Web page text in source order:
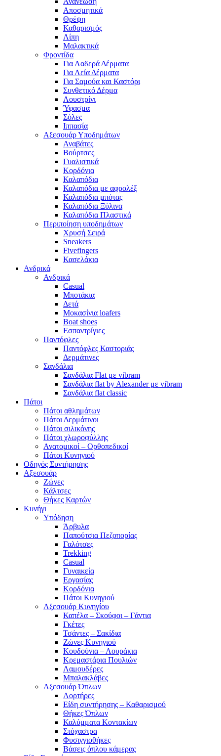
Αποσμητικά
Θρέψη
Καθαρισμός
Λίπη
Μαλακτικά
Φροντίδα
Για Λαδερά Δέρματα
Για Λεία Δέρματα
Για Σαμούα και Καστόρι
Συνθετικό Δέρμα
Λουστρίνι
Ύφασμα
Σόλες
Ιππασία
Αξεσουάρ Υποδημάτων
Αναβάτες
Βούρτσες
Γυαλιστικά
Κορδόνια
Καλαπόδια
Καλαπόδια με αφρολέξ
Καλαπόδια μπότας
Καλαπόδια Ξύλινα
Καλαπόδια Πλαστικά
Περιποίηση υποδημάτων
Χρυσή Σειρά
Sneakers
Fivefingers
Κασελάκια
Ανδρικά
Ανδρικά
Casual
Μποτάκια
Δετά
Μοκασίνια loafers
Boat shoes
Εσπαντρίγιες
Παντόφλες
Παντόφλες Καστοριάς
Δερμάτινες
Σανδάλια
Σανδάλια Flat με vibram
Σανδάλια flat by Alexander με vibram
Σανδάλια flat classic
Πάτοι
Πάτοι αθλημάτων
Πάτοι Δερμάτινοι
Πάτοι σιλικόνης
Πάτοι χλωροφύλλης
Ανατομικοί – Ορθοπεδικοί
Πάτοι Κυνηγιού
Οδηγός Συντήρησης
Αξεσουάρ
Ζώνες
Κάλτσες
Θήκες Καρτών
Κυνήγι
Υπόδηση
Άρβυλα
Παπούτσια Πεζοπορίας
Γαλότσες
Trekking
Casual
Γυναικεία
Εργασίας
Κορδόνια
Πάτοι Κυνηγιού
Αξεσουάρ Κυνηγίου
Καπέλα – Σκούφοι – Γάντια
Γκέτες
Τσάντες – Σακίδια
Ζώνες Κυνηγιού
Κουδούνια – Λουράκια
Κρεμαστάρια Πουλιών
Λαμουδέρες
Μπαλακλάβες
Αξεσουάρ Όπλων
Αορτήρες
Είδη συντήρησης – Καθαρισμού
Θήκες Όπλων
Καλύμματα Κοντακίων
Στόχαστρα
Φυσιγγιοθήκες
Βάσεις όπλου κάμερας